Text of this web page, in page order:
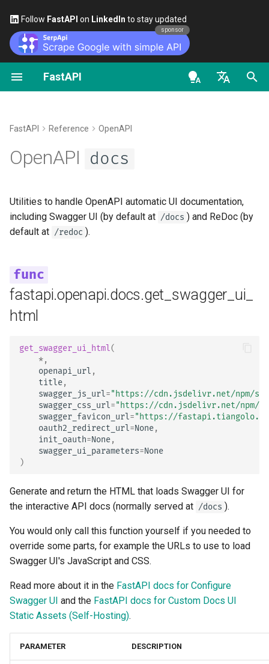
Follow FastAPI on LinkedIn to stay updated
sponsor
FastAPI
de - Deutsch
ja - 日本語
tr - Türkçe
파이썬 타입 소개
쿼리 매개변수와 문자열
본문 - 다중 매개변수
추가 데이터 자료형
쿠키 매개변수
쿠키 매개변수 모델
응답 모델 - 반환 타입
추가 모델
폼 데이터
심화 사용자 안내서
데이터 스트리밍
사용자 정의 응답 - HTML,
Stream, 파일, 기타
응답 헤더
고급 보안
Request 직접 사용하기
Dataclasses 사용하기
하위 애플리케이션 - 마운
프록시 뒤에서 실행하기
WebSockets
FastAPI CLI
에디터 지원
FastAPI 버전들에 대하여
배포 개념
하는 Uvicorn
How To - 레시피
일반 - 사용 방법 - 레시피
클래스
입력과 출력에 대해
스키마를 분리할지 여부
데이터베이스 테스트하기
이전 403 인증 오류 상태
사용하기
get_swagger_ui_html
get_swagger_ui_oauth2_redire
ct_html
swagger_ui_default_parameter
s
FastAPI People
Translations
Full Stack FastAPI 템플릿
External Links
newsletter
대안, 영감, 비교
Repository Management
FastAPI Reference OpenAPI
OpenAPI docs
Utilities to handle OpenAPI automatic UI documentation,
including Swagger UI (by default at /docs ) and ReDoc (by
default at /redoc ).
fastapi.openapi.docs.get_swagger_ui_
html
get_swagger_ui_html(
*,
openapi_url ,
title,
swagger_js_url="https://cdn.jsdelivr.net/npm/
swagger_css_url="https://cdn.jsdelivr.net/npm/
swagger_favicon_url="https://
oauth2_redirect_url=None,
init_oauth=None,
swagger_ui_parameters=None
)
Generate and return the HTML that loads Swagger UI for
the interactive API docs (normally served at /docs ).
You would only call this function yourself if you needed to
override some parts, for example the URLs to use to load
Swagger UI's JavaScript and CSS.
Read more about it in the FastAPI docs for Configure
Swagger UI and the FastAPI docs for Custom Docs UI
Static Assets (Self-Hosting).
PARAMETER DESCRIPTION